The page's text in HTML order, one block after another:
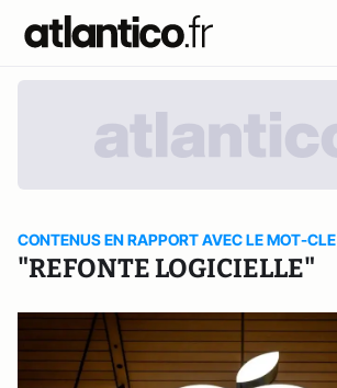
CONTENUS EN RAPPORT AVEC LE MOT-CLE
"REFONTE LOGICIELLE"